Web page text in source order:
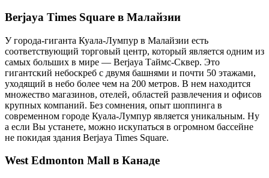
Berjaya Times Square в Малайзии
У города-гиганта Куала-Лумпур в Малайзии есть
соответствующий торговый центр, который является одним из
самых больших в мире — Berjaya Таймс-Сквер. Это
гигантский небоскреб с двумя башнями и почти 50 этажами,
уходящий в небо более чем на 200 метров. В нем находится
множество магазинов, отелей, областей развлечения и офисов
крупных компаний. Без сомнения, опыт шоппинга в
современном городе Куала-Лумпур является уникальным. Ну
а если Вы устанете, можно искупаться в огромном бассейне
не покидая здания Berjaya Times Square.
West Edmonton Mall в Канаде